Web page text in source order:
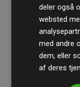
Standard– en
kvalitet og
Du kan læse
deler også
websted
med andre
dem, eller
af deres